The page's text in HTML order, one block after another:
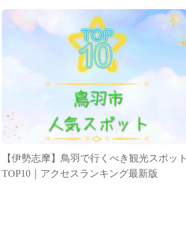
【伊勢志摩】鳥羽で行くべき観光スポット
TOP10｜アクセスランキング最新版